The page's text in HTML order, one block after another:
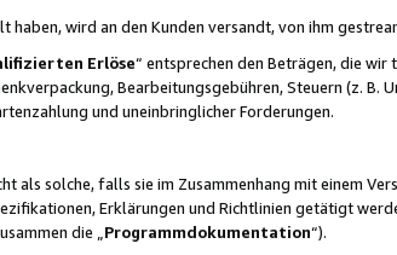
wird an den Kunden versandt, von ihm
Erlöse“ entsprechen den Beträgen, die
Bearbeitungsgebühren, Steuern (z. B.
und uneinbringlicher Forderungen.
als solche, falls sie im Zusammenhang mit einem
Erklärungen und Richtlinien getätigt
die „ Programmdokumentation“).